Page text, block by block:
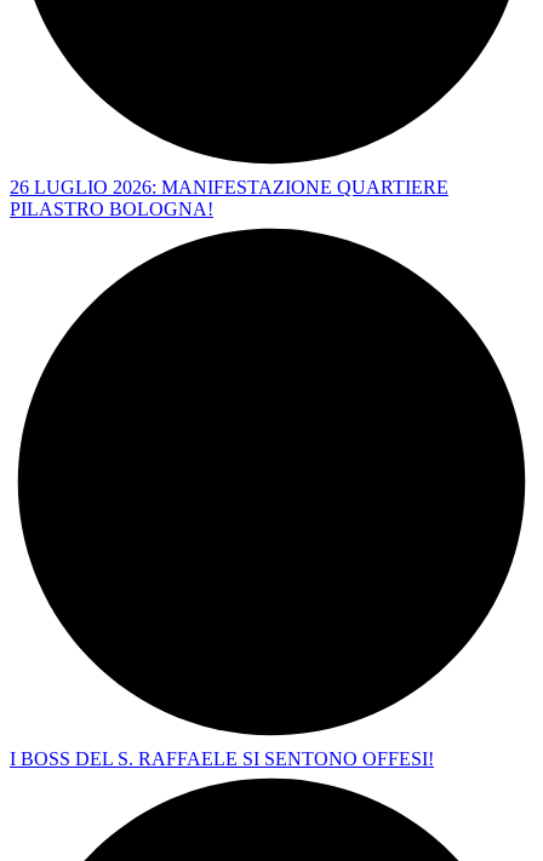
26 LUGLIO 2026: MANIFESTAZIONE QUARTIERE
PILASTRO BOLOGNA!
I BOSS DEL S. RAFFAELE SI SENTONO OFFESI!